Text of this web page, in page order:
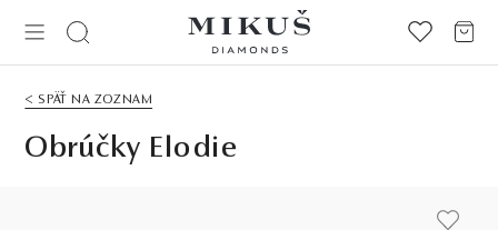
< SPÄŤ NA ZOZNAM
Obrúčky Elodie